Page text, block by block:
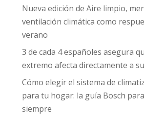
Nueva edición de Aire limpio,
ventilación climática como
verano
3 de cada 4 españoles asegura
extremo afecta directamente a
Cómo elegir el sistema de
para tu hogar: la guía Bosch
siempre